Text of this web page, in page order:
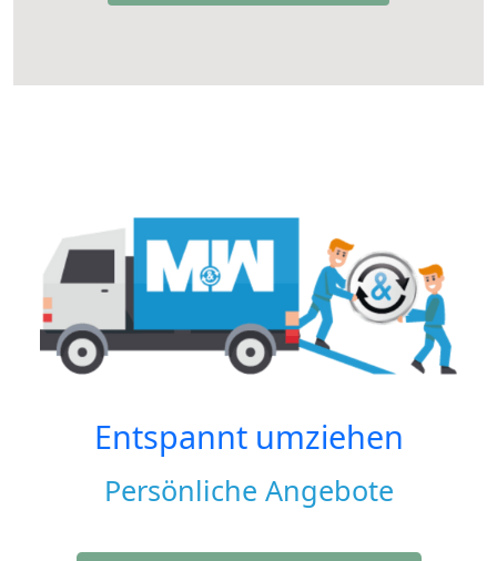
Entspannt umziehen
Persönliche Angebote